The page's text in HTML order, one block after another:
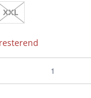
XXL